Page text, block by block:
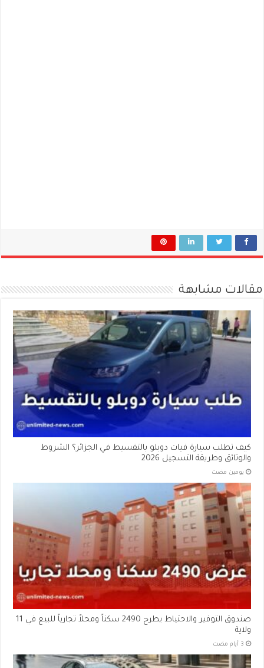
مقالات مشابهة
كيف تطلب سيارة فيات دوبلو بالتقسيط في الجزائر؟ الشروط
والوثائق وطريقة التسجيل 2026
‏يومين مضت
صندوق التوفير والاحتياط يطرح 2490 سكناً ومحلاً تجارياً للبيع في 11
ولاية